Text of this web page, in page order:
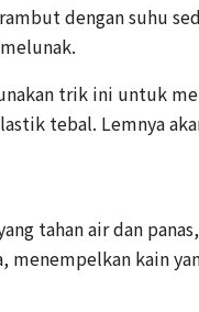
dengan suhu
trik ini untuk
tebal. Lemnya
tahan air dan
menempelkan kain